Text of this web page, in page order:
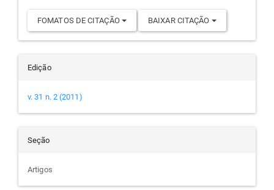
FOMATOS DE CITAÇÃO BAIXAR CITAÇÃO
Edição
v. 31 n. 2 (2011)
Seção
Artigos